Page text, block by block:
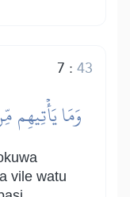
7 :43
وَمَا يَأۡتِيهِم
vile watu